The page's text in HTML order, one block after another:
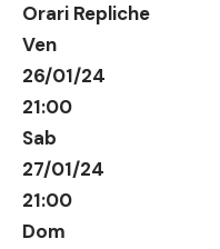
Orari Repliche
Ven
26/01/24
21:00
Sab
27/01/24
21:00
Dom